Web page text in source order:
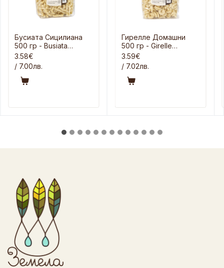
Бусиата Сицилиана
500 гр - Busiata
Siciliana
3.58€
/ 7.00лв.
Гирелле Домашни
500 гр - Girelle
Casereccia
3.59€
/ 7.02лв.